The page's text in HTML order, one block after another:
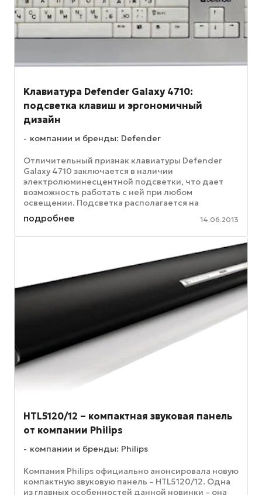
Kлавиатура Defender Galaxy 4710:
подсветка клавиш и эргономичный
дизайн
компании и бренды: Defender
Отличительный признак клавиатуры Defender
Galaxy 4710 заключается в наличии
электролюминесцентной подсветки, что дает
возможность работать с ней при любом
освещении. Подсветка располагается на
прозрачной панели под клавишами – это значит,
что свет ...
подробнее 14.06.2013
HTL5120/12 – компактная звуковая панель
от компании Philips
компании и бренды: Philips
Компания Philips официально анонсировала новую
компактную звуковую панель – HTL5120/12. Одна
из главных особенностей данной новинки – она